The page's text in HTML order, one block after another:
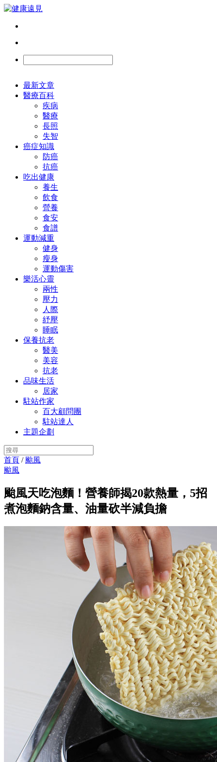
最新文章
醫療百科
疾病
醫療
長照
失智
癌症知識
防癌
抗癌
吃出健康
養生
飲食
營養
食安
食譜
運動減重
健身
瘦身
運動傷害
樂活心靈
兩性
壓力
人際
紓壓
睡眠
保養抗老
醫美
美容
抗老
品味生活
居家
駐站作家
百大顧問團
駐站達人
主題企劃
首頁 / 颱風
颱風
颱風天吃泡麵！營養師揭20款熱量，5招
煮泡麵鈉含量、油量砍半減負擔